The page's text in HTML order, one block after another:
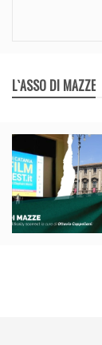
L`ASSO DI MAZZE